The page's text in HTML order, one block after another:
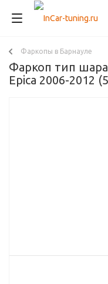
Фаркопы в Барнауле
Фаркоп тип
Epica 2006-2012